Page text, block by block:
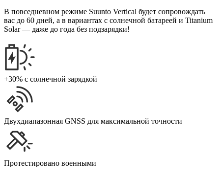
В повседневном режиме Suunto Vertical будет сопровождать
вас до 60 дней, а в вариантах с солнечной батареей и Titanium
Solar — даже до года без подзарядки!
+30% с солнечной зарядкой
Двухдиапазонная GNSS для максимальной точности
Протестировано военными